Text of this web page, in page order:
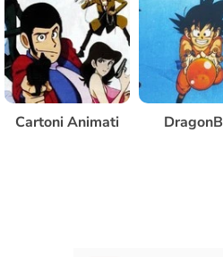
Cartoni Animati